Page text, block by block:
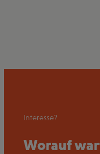
Interesse?
Worauf